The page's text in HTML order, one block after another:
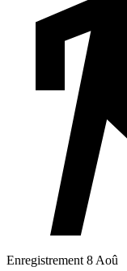
Enregistrement 8 Aoû